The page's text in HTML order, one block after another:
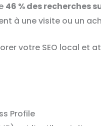
46 % des recherches
à une visite ou un
votre SEO local et
Profile